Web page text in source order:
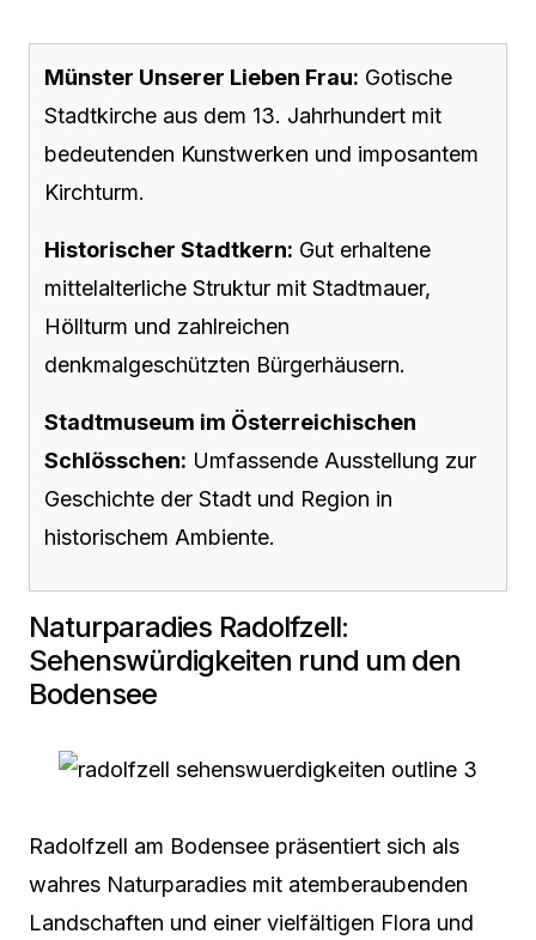
Münster Unserer Lieben Frau: Gotische
Stadtkirche aus dem 13. Jahrhundert mit
bedeutenden Kunstwerken und imposantem
Kirchturm.
Historischer Stadtkern: Gut erhaltene
mittelalterliche Struktur mit Stadtmauer,
Höllturm und zahlreichen
denkmalgeschützten Bürgerhäusern.
Stadtmuseum im Österreichischen
Schlösschen: Umfassende Ausstellung zur
Geschichte der Stadt und Region in
historischem Ambiente.
Naturparadies Radolfzell:
Sehenswürdigkeiten rund um den
Bodensee
Radolfzell am Bodensee präsentiert sich als
wahres Naturparadies mit atemberaubenden
Landschaften und einer vielfältigen Flora und